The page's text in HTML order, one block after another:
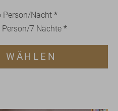
Person/Nacht *
Person/7 Nächte *
WÄHLEN